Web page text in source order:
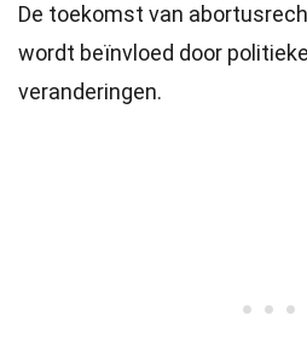
De toekomst van
wordt beïnvloed door
veranderingen.